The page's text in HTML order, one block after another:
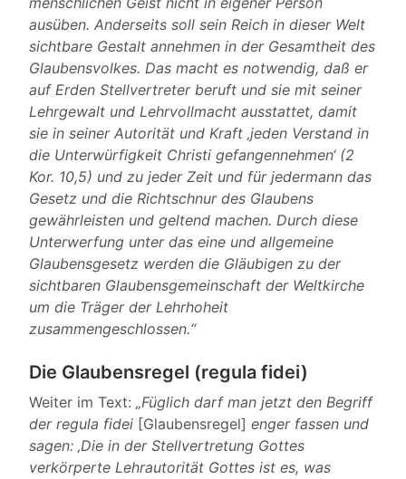
ausüben. Anderseits soll sein Reich in dieser Welt
sichtbare Gestalt annehmen in der Gesamtheit des
Glaubensvolkes. Das macht es notwendig, daß er
auf Erden Stellvertreter beruft und sie mit seiner
Lehrgewalt und Lehrvollmacht ausstattet, damit
sie in seiner Autorität und Kraft ‚jeden Verstand in
die Unterwürfigkeit Christi gefangennehmen‘ (2
Kor. 10,5) und zu jeder Zeit und für jedermann das
Gesetz und die Richtschnur des Glaubens
gewährleisten und geltend machen. Durch diese
Unterwerfung unter das eine und allgemeine
Glaubensgesetz werden die Gläubigen zu der
sichtbaren Glaubensgemeinschaft der Weltkirche
um die Träger der Lehrhoheit
zusammengeschlossen.“
Die Glaubensregel (regula fidei)
Weiter im Text: „Füglich darf man jetzt den Begriff
der regula fidei [Glaubensregel] enger fassen und
sagen: ‚Die in der Stellvertretung Gottes
verkörperte Lehrautorität Gottes ist es, was